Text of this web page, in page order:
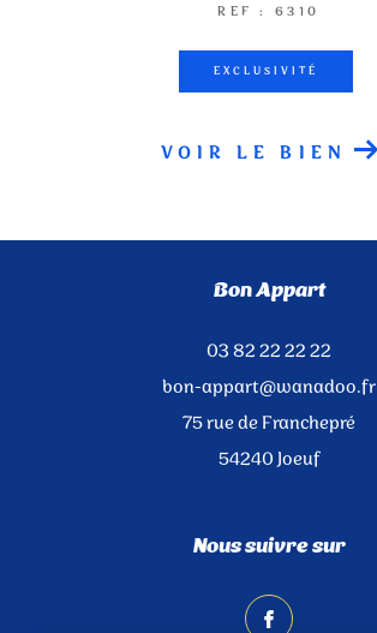
REF : 6310
EXCLUSIVITÉ
VOIR LE BIEN
Bon Appart
03 82 22 22 22
bon-appart@wanadoo.fr
75 rue de Franchepré
54240 Joeuf
Nous suivre sur